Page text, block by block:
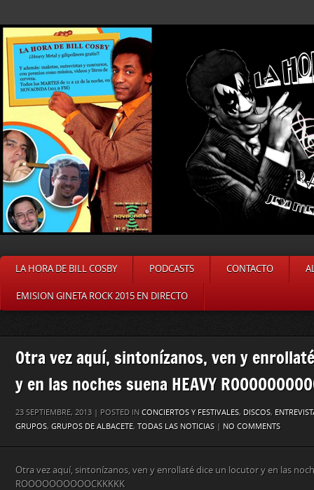
LA HORA DE BILL COSBY PODCASTS CONTACTO
EMISION GINETA ROCK 2015 EN DIRECTO
Otra vez aquí, sintonízanos, ven y
y en las noches suena HEAVY
23 SEPTIEMBRE, 2013 | POSTED IN CONCIERTOS Y FESTIVALES, DISCOS,
GRUPOS, GRUPOS DE ALBACETE, TODAS LAS NOTICIAS | NO COMMENTS
Otra vez aquí, sintonízanos, ven y enrollaté dice un locutor y en las
ROOOOOOOOOOCKKKKK